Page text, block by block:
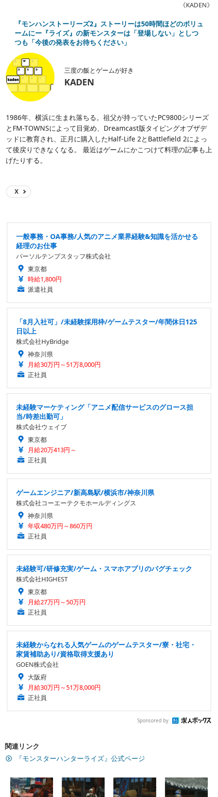
《KADEN》
『モンハンストーリーズ2』ストーリーは50時間ほどのボリュ
ームにー『ライズ』の新モンスターは「登場しない」としつ
つも「今後の発表をお待ちください」
三度の飯とゲームが好き
KADEN
1986年、横浜に生まれ落ちる。祖父が持っていたPC9800シリーズ
とFM-TOWNSによって目覚め、Dreamcast版タイピングオブザデ
ッドに教育され、正月に購入したHalf-Life 2とBattlefield 2によっ
て後戻りできなくなる。 最近はゲームにかこつけて料理の記事も上
げたりする。
X
一般事務・OA事務/人気のアニメ業界経験&知識を活かせる
経理のお仕事
パーソルテンプスタッフ株式会社
東京都
時給1,800円
派遣社員
「8月入社可」/未経験採用枠/ゲームテスター/年間休日125
日以上
株式会社HyBridge
神奈川県
月給30万円～51万8,000円
正社員
未経験マーケティング「アニメ配信サービスのグロース担
当/時差出勤可」
株式会社ウェイブ
東京都
月給20万413円～
正社員
ゲームエンジニア/新高島駅/横浜市/神奈川県
株式会社コーエーテクモホールディングス
神奈川県
年収480万円～860万円
正社員
未経験可/研修充実/ゲーム・スマホアプリのバグチェック
株式会社HIGHEST
東京都
月給27万円～50万円
正社員
未経験からなれる人気ゲームのゲームテスター/寮・社宅・
家賃補助あり/資格取得支援あり
GOEN株式会社
大阪府
月給30万円～51万8,000円
正社員
Sponsored by
関連リンク
『モンスターハンターライズ』公式ページ